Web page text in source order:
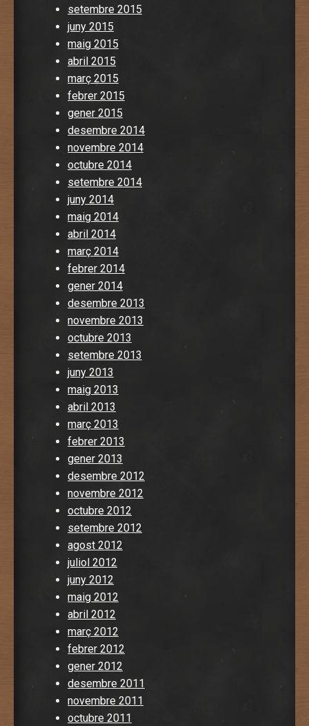
setembre 2015
juny 2015
maig 2015
abril 2015
març 2015
febrer 2015
gener 2015
desembre 2014
novembre 2014
octubre 2014
setembre 2014
juny 2014
maig 2014
abril 2014
març 2014
febrer 2014
gener 2014
desembre 2013
novembre 2013
octubre 2013
setembre 2013
juny 2013
maig 2013
abril 2013
març 2013
febrer 2013
gener 2013
desembre 2012
novembre 2012
octubre 2012
setembre 2012
agost 2012
juliol 2012
juny 2012
maig 2012
abril 2012
març 2012
febrer 2012
gener 2012
desembre 2011
novembre 2011
octubre 2011